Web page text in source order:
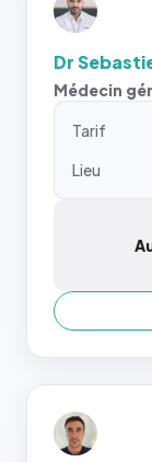
Dr
Médecin
Tarif
Lieu